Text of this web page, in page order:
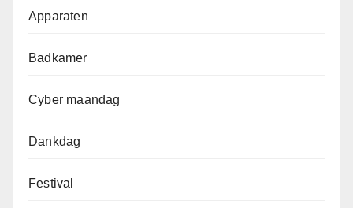
Apparaten
Badkamer
Cyber maandag
Dankdag
Festival